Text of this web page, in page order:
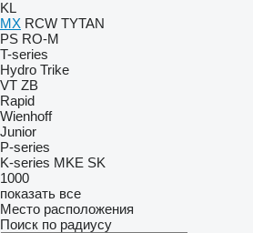
KL
MX RCW TYTAN
PS RO-M
T-series
Hydro Trike
VT ZB
Rapid
Wienhoff
Junior
P-series
K-series MKE SK
1000
показать все
Место расположения
Поиск по радиусу